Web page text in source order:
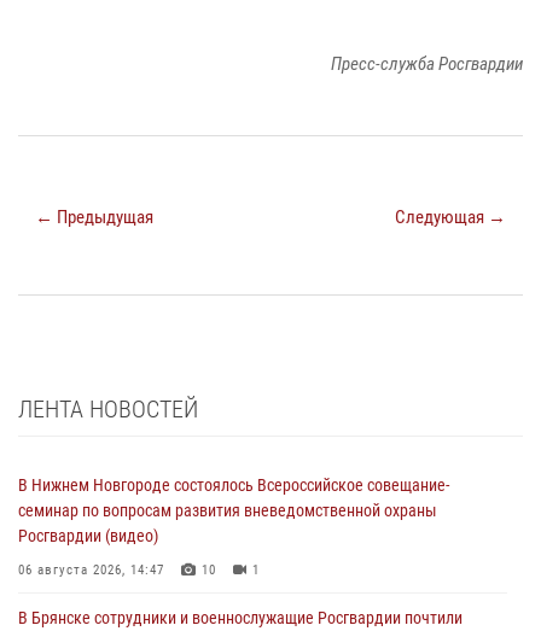
Пресс-служба Росгвардии
← Предыдущая Следующая →
ЛЕНТА НОВОСТЕЙ
В Нижнем Новгороде состоялось Всероссийское совещание-
семинар по вопросам развития вневедомственной охраны
Росгвардии (видео)
06 августа 2026, 14:47 10 1
В Брянске сотрудники и военнослужащие Росгвардии почтили